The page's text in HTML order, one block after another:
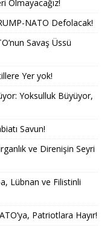
Olmayacağız!
NATO Defolacak!
Savaş Üssü
Yer yok!
Yoksulluk Büyüyor,
Savun!
ve Direnişin Seyri
Lübnan ve Filistinli
Patriotlara Hayır!